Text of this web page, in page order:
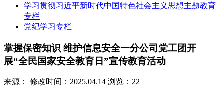
学习贯彻习近平新时代中国特色社会主义思想主题教育
专栏
党纪学习专栏
掌握保密知识 维护信息安全一分公司党工团开
展“全民国家安全教育日”宣传教育活动
来源： 修改时间：2025.04.14 浏览：22